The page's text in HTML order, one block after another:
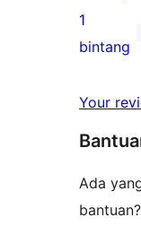
bintang
ulasan
2-
3
1-
1
bintang
Your
Ada
bantuan?